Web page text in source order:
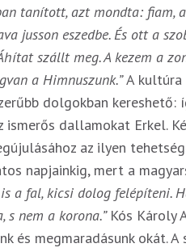
tanított, azt mondta: fiam,
jusson eszedbe. És ott a
szállt meg. A kezem a
a Himnuszunk.”A kultúra
dolgokban
ismerős dallamokat Erkel.
az ilyen
napjainkig, mert a
a fal, kicsi dolog felépíteni.
s nem a korona.” Kós Károly
és megmaradásunk okát.